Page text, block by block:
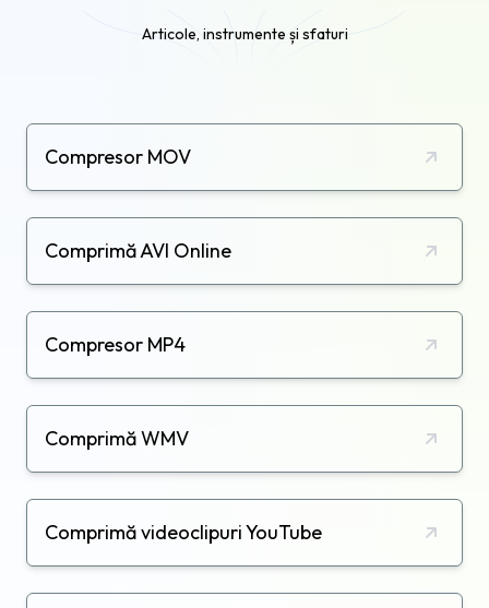
parte, folosește tehnologie modernă pentru a se
Articole, instrumente și sfaturi
Compresor MOV
Comprimă AVI Online
Compresor MP4
Comprimă WMV
Comprimă videoclipuri YouTube